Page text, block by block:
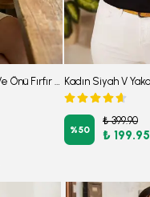
%50
₺ 399.90
₺ 199.95